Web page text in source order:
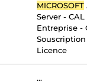
MICROSOFT
Server -
Entreprise -
Licence
...